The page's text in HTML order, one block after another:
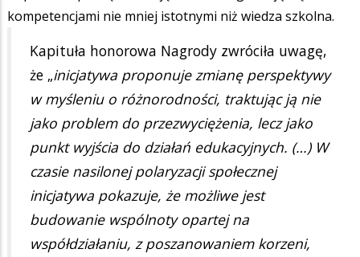
kompetencjami nie mniej istotnymi niż wiedza szkolna.
Kapituła honorowa Nagrody zwróciła uwagę,
że „inicjatywa proponuje zmianę perspektywy
w myśleniu o różnorodności, traktując ją nie
jako problem do przezwyciężenia, lecz jako
punkt wyjścia do działań edukacyjnych. (…) W
czasie nasilonej polaryzacji społecznej
inicjatywa pokazuje, że możliwe jest
budowanie wspólnoty opartej na
współdziałaniu, z poszanowaniem korzeni,